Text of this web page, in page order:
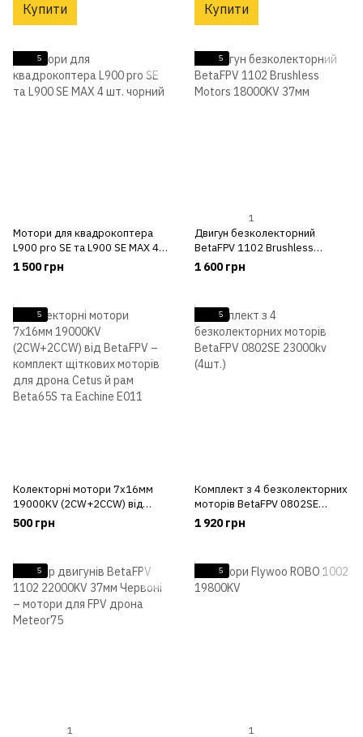
Купити Купити
5
Мотори для квадрокоптера
L900 pro SE та L900 SE MAX 4
шт. чорний
1 500 грн
5
1
Двигун безколекторний
BetaFPV 1102 Brushless
Motors 18000KV 37мм
1 600 грн
5
Колекторні мотори 7x16мм
19000KV (2CW+2CCW) від
BetaFPV – комплект щіткових
моторів для дрона Cetus й рам
500 грн
5
Комплект з 4 безколекторних
моторів BetaFPV 0802SE
23000kv (4шт.)
1 920 грн
5
1
5
1